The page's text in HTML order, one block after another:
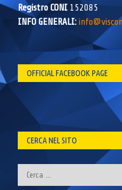
Registro CONI 152085
INFO GENERALI:
OFFICIAL FACEBOOK PAGE
CERCA NEL SITO